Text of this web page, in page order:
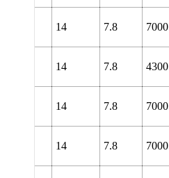
14 7.8 7000
14 7.8 4300
14 7.8 7000
14 7.8 7000